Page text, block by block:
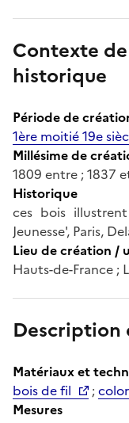
Contexte
historique
Période de
1ère moitié 19e
Millésime de
1809 entre ; 1837
Historique
ces bois
Jeunesse', Paris,
Lieu de création /
Hauts-de-France ;
Description
Matériaux et
bois de fil
;
Mesures